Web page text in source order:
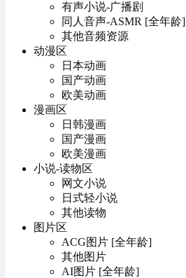
有声小说-广播剧
同人音声-ASMR [全年龄]
其他音频资源
动漫区
日本动画
国产动画
欧美动画
漫画区
日韩漫画
国产漫画
欧美漫画
小说-读物区
网文小说
日式轻小说
其他读物
图片区
ACG图片 [全年龄]
其他图片
AI图片 [全年龄]